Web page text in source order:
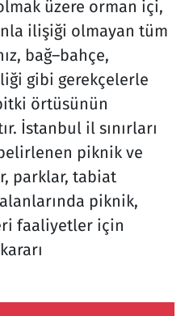
üzere orman içi,
ilişiği olmayan tüm
bağ–bahçe,
gibi gerekçelerle
örtüsünün
İstanbul il sınırları
piknik ve
parklar, tabiat
piknik,
faaliyetler için